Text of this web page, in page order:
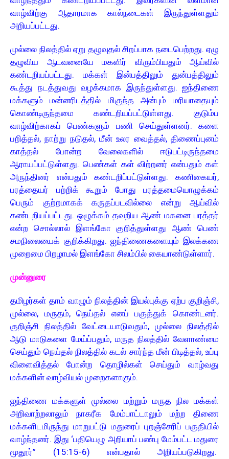
வாழ்விற்கு ஆதாரமாக கால்நடைகள் இருந்துள்ளதும்
அறியப்பட்டது.
முல்லை நிலத்தில் ஏறு தழுவுதல் சிறப்பாக நடைபெற்றது. ஏழு
தழுவிய ஆடவனையே மகளிர் விரும்பியதும் ஆய்வில்
கண்டறியப்பட்டது. மக்கள் இன்பத்திலும் துன்பத்திலும்
கூத்து நடத்துவது வழக்கமாக இருந்துள்ளது. ஐந்திணை
மக்களும் மன்னரிடத்தில் மிகுந்த அன்பும் மரியாதையும்
கொண்டிருந்தமை கண்டறியப்பட்டுள்ளது. குடும்ப
வாழ்விற்காகப் பெண்களும் பணி செய்துள்ளனர். களை
பறித்தல், நாற்று நடுதல், மீன் உலர வைத்தல், திணைப்புனம்
காத்தல் போன்ற வேலைகளில் ஈடுபட்டிருந்தமை
ஆராயப்பட்டுள்ளது. பெண்கள் கள் விற்றனர் என்பதும் கள்
அருந்தினர் என்பதும் கண்டறிப்பட்டுள்ளது. கணிகையர்,
பரத்தையர் பற்றிக் கூறும் போது பரத்தமையொழுக்கம்
பெரும் குற்றமாகக் கருதப்படவில்லை என்று ஆய்வில்
கண்டறியப்பட்டது. ஒழுக்கம் தவறிய ஆண் மகனை பரத்தர்
என்ற சொல்லால் இளங்கோ குறித்துள்ளது ஆண் பெண்
சமநிலையைக் குறிக்கிறது. ஐந்திணைகளையும் இலக்கண
முறைமை பிறழாமல் இளங்கோ சிலம்பில் கையாண்டுள்ளார்.
முன்னுரை
தமிழர்கள் தாம் வாழும் நிலத்தின் இயல்புக்கு ஏற்ப குறிஞ்சி,
முல்லை, மருதம், நெய்தல் எனப் பகுத்துக் கொண்டனர்.
குறிஞ்சி நிலத்தில் வேட்டையாடுவதும், முல்லை நிலத்தில்
ஆடு மாடுகளை மேய்ப்பதும், மருத நிலத்தில் வேளாண்மை
செய்தும் நெய்தல் நிலத்தில் கடல் சார்ந்த மீன் பிடித்தல், உப்பு
விளைவித்தல் போன்ற தொழில்கள் செய்தும் வாழ்வது
மக்களின் வாழ்வியல் முறைகளாகும்.
ஐந்திணை மக்களுள் முல்லை மற்றும் மருத நில மக்கள்
அறிவாற்றலாலும் நாகரீக மேம்பாட்டாலும் மற்ற திணை
மக்களிடமிருந்து மாறுபட்டு மதுரைப் புறஞ்சேரிப் பகுதியில்
வாழ்ந்தனர். இது ‘பதியெழு அறியாப் பண்பு மேம்பட்ட மதுரை
மூதூர்” (15:15-6) என்பதால் அறியப்படுகிறது.